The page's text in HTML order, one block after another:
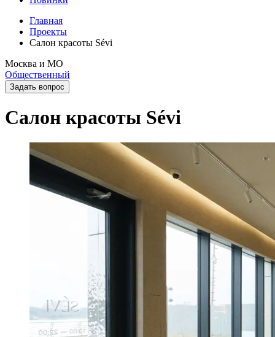
Главная
Проекты
Салон красоты Sévi
Москва и МО
Общественный
Задать вопрос
Салон красоты Sévi